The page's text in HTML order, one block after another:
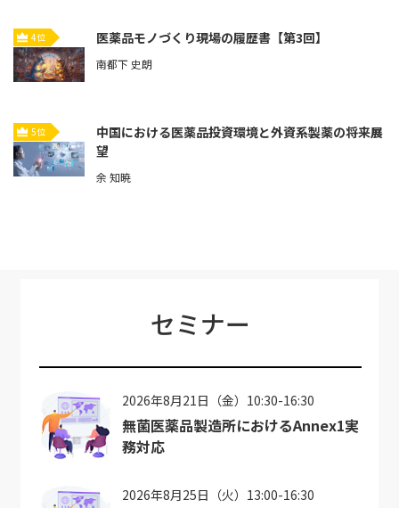
4位 医薬品モノづくり現場の履歴書【第3回】
南都下 史朗
5位
中国における医薬品投資環境と外資系製薬の将来展
望
余 知暁
セミナー
2026年8月21日（金）10:30-16:30
無菌医薬品製造所におけるAnnex1実
務対応
2026年8月25日（火）13:00-16:30